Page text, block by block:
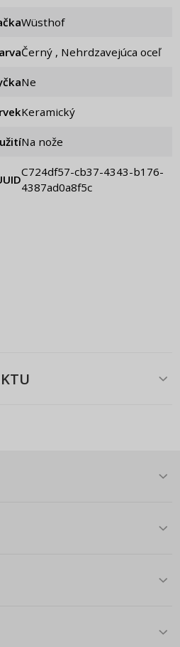
Wüsthof
Černý , Nehrdzavejúca oceľ
Ne
Keramický
Na nože
c724df57-cb37-4343-b176-
4387ad0a8f5c